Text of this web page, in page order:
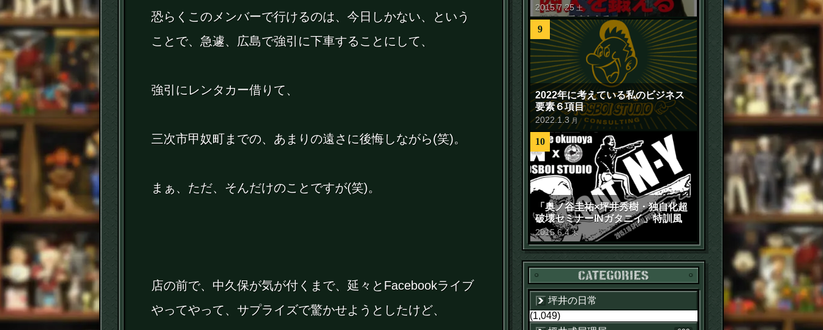
恐らくこのメンバーで行けるのは、今日しかない、という
ことで、急遽、広島で強引に下車することにして、
強引にレンタカー借りて、
三次市甲奴町までの、あまりの遠さに後悔しながら(笑)。
まぁ、ただ、そんだけのことですが(笑)。
店の前で、中久保が気が付くまで、延々とFacebookライブ
やってやって、サプライズで驚かせようとしたけど、
2015.7.25 土
9
2022年に考えている私のビジネス
要素６項目
2022.1 .3 月
10
「奥ノ谷圭祐×坪井秀樹・独自化超
破壊セミナーINガタニイ」特訓風
景動画（苦笑）
2015.6.4 木
カテゴリー
坪井の日常
(1,049)